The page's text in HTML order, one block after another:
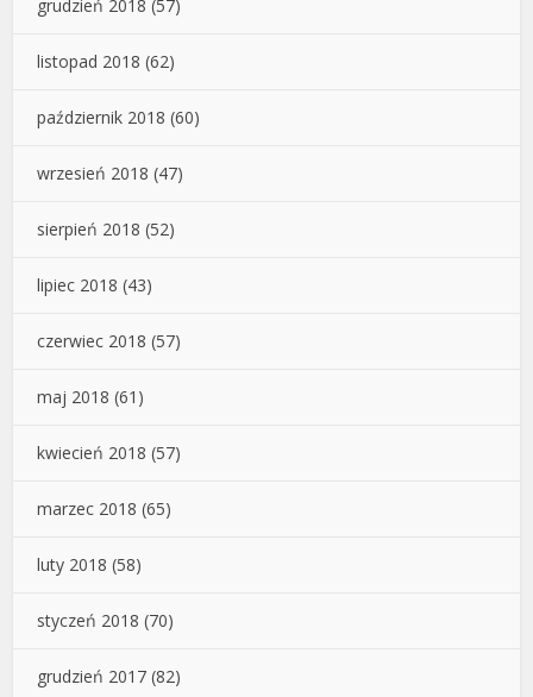
grudzień 2018 (57)
listopad 2018 (62)
październik 2018 (60)
wrzesień 2018 (47)
sierpień 2018 (52)
lipiec 2018 (43)
czerwiec 2018 (57)
maj 2018 (61)
kwiecień 2018 (57)
marzec 2018 (65)
luty 2018 (58)
styczeń 2018 (70)
grudzień 2017 (82)